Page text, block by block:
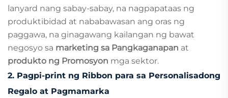
lanyard nang sabay-sabay, na nagpapataas ng
produktibidad at nababawasan ang oras ng
paggawa, na ginagawang kailangan ng bawat
negosyo sa marketing sa Pangkaganapan at
produkto ng Promosyon mga sektor.
2. Pagpi-print ng Ribbon para sa Personalisadong
Regalo at Pagmamarka